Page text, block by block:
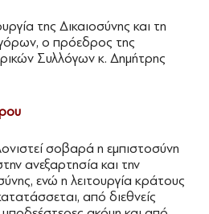
της Δικαιοσύνης και τη
ο πρόεδρος της
Συλλόγων κ. Δημήτρης
σοβαρά η εμπιστοσύνη
ανεξαρτησία και την
ενώ η λειτουργία κράτους
από διεθνείς